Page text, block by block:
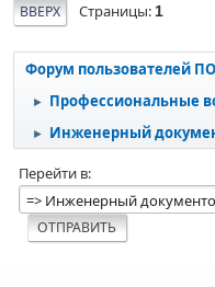
ВВЕРХ Страницы 1
Форум пользователей
► Профессиональные
► Инженерный
Перейти в